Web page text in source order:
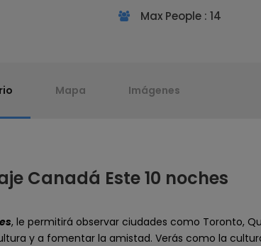
Max People : 14
Mapa Imágenes
Canadá Este 10 noches
, le permitirá observar ciudades como Toronto,
y a fomentar la amistad. Verás como la